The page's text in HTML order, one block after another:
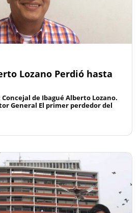
Lozano Perdió hasta
de Ibagué Alberto Lozano.
General El primer perdedor del